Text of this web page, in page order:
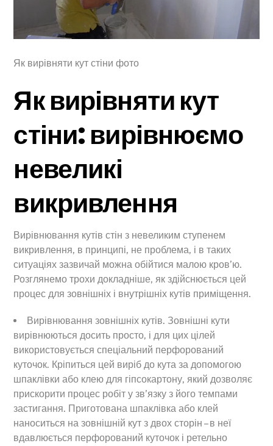
Як вирівняти кут стіни фото
Як вирівняти кут
стіни: вирівнюємо
невеликі
викривлення
Вирівнювання кутів стін з невеликим ступенем
викривлення, в принципі, не проблема, і в таких
ситуаціях зазвичай можна обійтися малою кров’ю.
Розглянемо трохи докладніше, як здійснюється цей
процес для зовнішніх і внутрішніх кутів приміщення.
Вирівнювання зовнішніх кутів. Зовнішні кути
вирівнюються досить просто, і для цих цілей
використовується спеціальний перфорований
куточок. Кріпиться цей виріб до кута за допомогою
шпаклівки або клею для гіпсокартону, який дозволяє
прискорити процес робіт у зв’язку з його темпами
застигання. Приготована шпаклівка або клей
наноситься на зовнішній кут з двох сторін – в неї
вдавлюється перфорований куточок і ретельно